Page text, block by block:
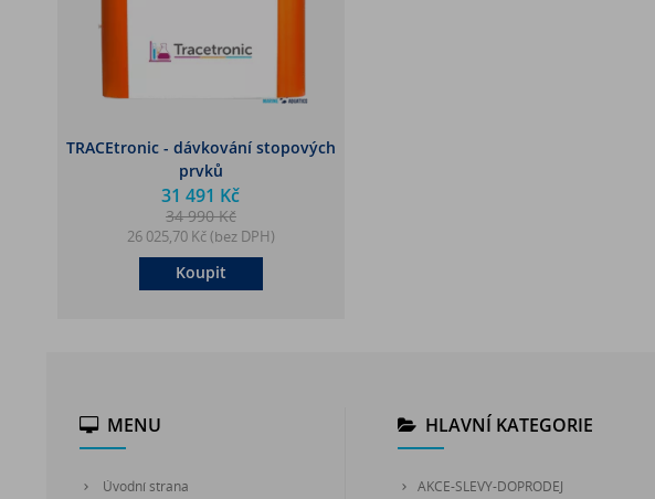
TRACEtronic - dávkování stopových
prvků
31 491 Kč
34 990 Kč
26 025,70 Kč (bez DPH)
Koupit
MENU
Úvodní strana
HLAVNÍ KATEGORIE
AKCE-SLEVY-DOPRODEJ